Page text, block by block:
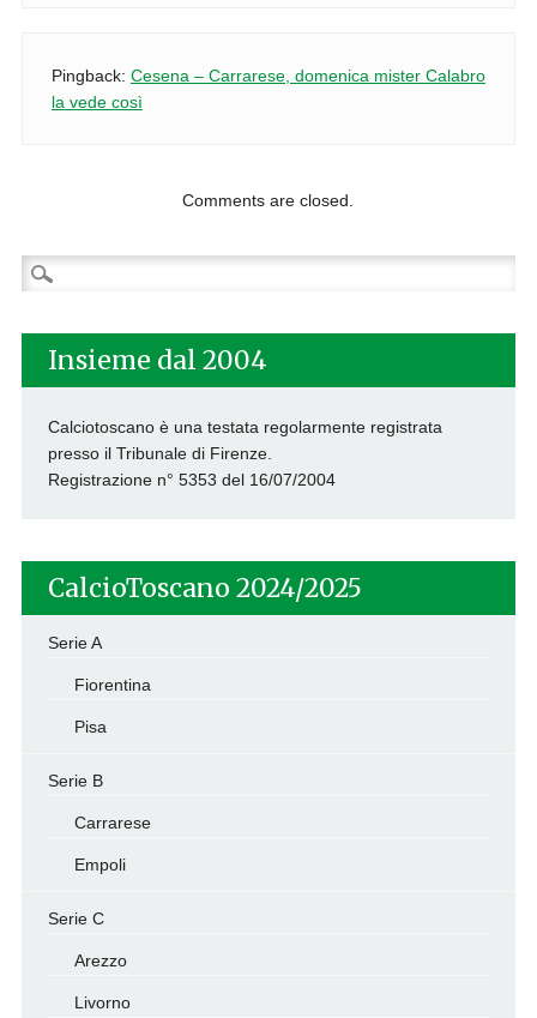
Pingback: Cesena – Carrarese, domenica mister Calabro
la vede così
Comments are closed.
Ricerca
per:
Insieme dal 2004
Calciotoscano è una testata regolarmente registrata
presso il Tribunale di Firenze.
Registrazione n° 5353 del 16/07/2004
CalcioToscano 2024/2025
Serie A
Fiorentina
Pisa
Serie B
Carrarese
Empoli
Serie C
Arezzo
Livorno